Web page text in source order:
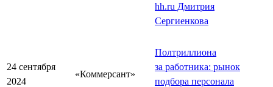
hh.ru Дмитрия
Сергиенкова
24 сентября
2024
«Коммерсант»
Полтриллиона
за работника: рынок
подбора персонала